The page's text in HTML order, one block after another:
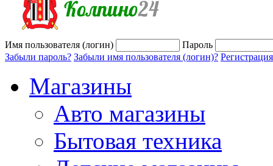
Имя пользователя (логин)
Пароль
Забыли пароль? Забыли имя пользователя (логин)? Регистрация
Магазины
Авто магазины
Бытовая техника